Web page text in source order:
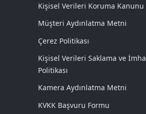
Kişisel Verileri Koruma Kanunu
Müşteri Aydınlatma Metni
Çerez Politikası
Kişisel Verileri Saklama ve İmha
Politikası
Kamera Aydınlatma Metni
KVKK Başvuru Formu